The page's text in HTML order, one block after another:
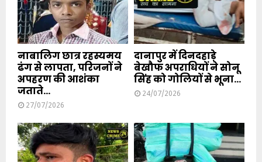
नाबालिग छात्र रहस्यमय
ढंग से लापता, परिजनों ने
अपहरण की आशंका
जताते...
27/07/2026
दानापुर में दिनदहाड़े
बेखौफ अपराधियों ने सोनू
सिंह को गोलियों से भूना...
24/07/2026